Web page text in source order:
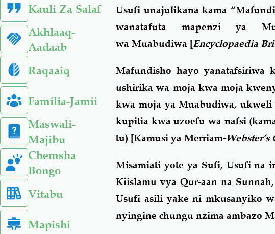
Kauli Za Salaf
Akhlaaq-
Aadaab
Raqaaiq
Familia-Jamii
Maswali-
Majibu
Chemsha
Bongo
Vitabu
Mapishi
Usufi unajulikana kama
wanatafuta mapenzi ya
wa Muabudiwa [Encyclopaedia
Mafundisho hayo yanatafsiriwa
ushirika wa moja kwa moja
kwa moja ya Muabudiwa,
kupitia kwa uzoefu wa nafsi
tu) [Kamusi ya Merriam-
Misamiati yote ya Sufi, Usufi na
Kiislamu vya Qur-aan na
Usufi asili yake ni mkusanyiko
nyingine chungu nzima ambazo